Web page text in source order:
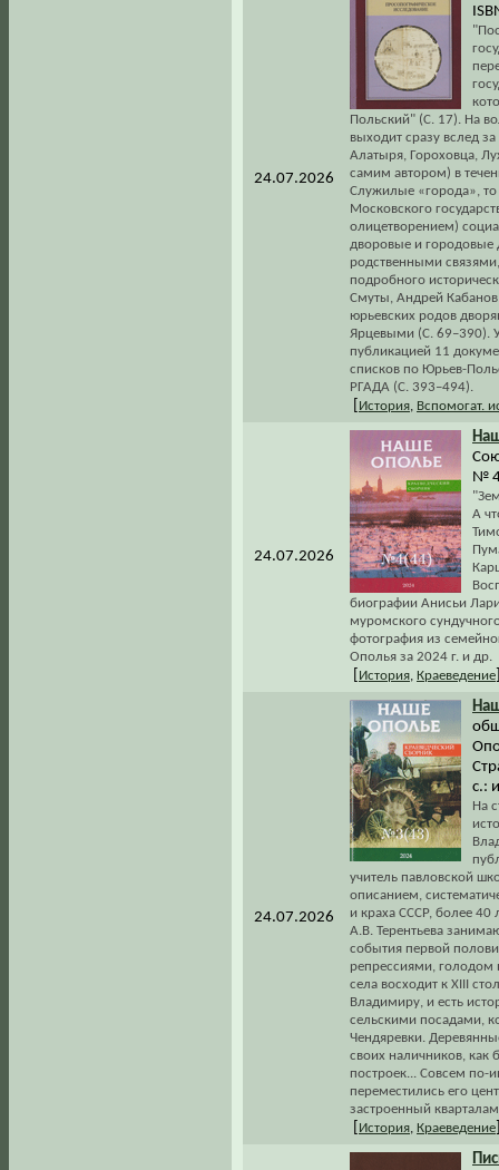
24.07.2026
Польский" (С. 17). На
выходит сразу вслед
Алатыря, Гороховца,
самим автором) в
Служилые «города»,
Московского
олицетворением)
дворовые и городовые
родственными
подробного
Смуты, Андрей
юрьевских родов
Ярцевыми (С. 69–390).
публикацией 11
списков по Юрьев-
РГАДА (С. 393–494).
История, Вспомогат.
24.07.2026
№ 4
А
биографии Анисьи
муромского
фотография из
Ополья за 2024 г. и др.
История, Краеведение
24.07.2026
с.:
На
учитель павловской
описанием,
и краха СССР, более 40
А.В. Терентьева
события первой
репрессиями, голодом
села восходит к XIII
Владимиру, и есть
сельскими посадами,
Чендяревки.
своих наличников, как
построек... Совсем по-
переместились его
застроенный
История, Краеведение